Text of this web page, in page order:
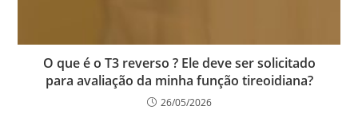
O que é o T3 reverso ? Ele deve ser solicitado
para avaliação da minha função tireoidiana?
26/05/2026